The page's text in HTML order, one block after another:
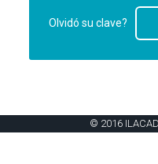
Olvidó su clave?
© 2016